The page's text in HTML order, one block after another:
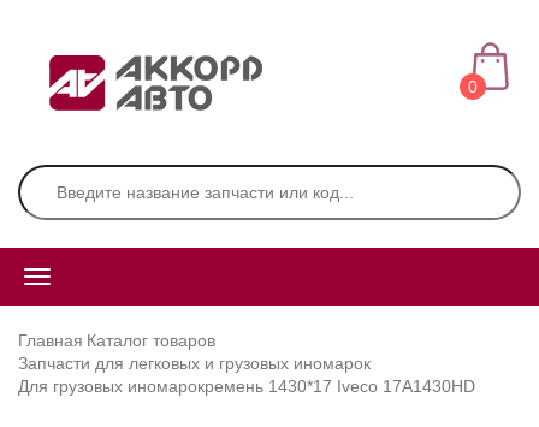
0
Главная Каталог товаров
Запчасти для легковых и грузовых иномарок
Для грузовых иномарокремень 1430*17 Iveco 17A1430HD